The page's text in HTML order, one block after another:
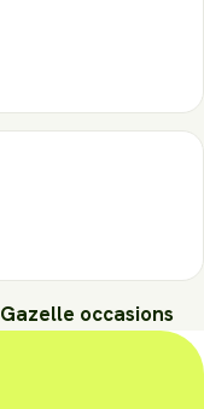
Gazelle occasions